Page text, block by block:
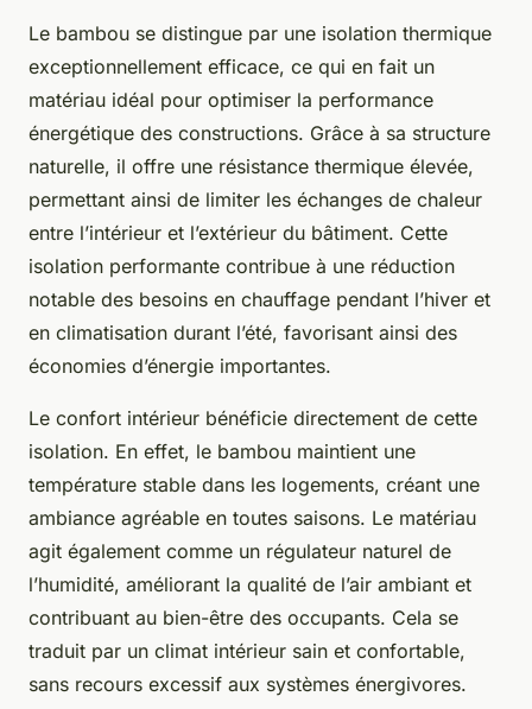
Le bambou se distingue par une isolation thermique
exceptionnellement efficace, ce qui en fait un
matériau idéal pour optimiser la performance
énergétique des constructions. Grâce à sa structure
naturelle, il offre une résistance thermique élevée,
permettant ainsi de limiter les échanges de chaleur
entre l’intérieur et l’extérieur du bâtiment. Cette
isolation performante contribue à une réduction
notable des besoins en chauffage pendant l’hiver et
en climatisation durant l’été, favorisant ainsi des
économies d’énergie importantes.
Le confort intérieur bénéficie directement de cette
isolation. En effet, le bambou maintient une
température stable dans les logements, créant une
ambiance agréable en toutes saisons. Le matériau
agit également comme un régulateur naturel de
l’humidité, améliorant la qualité de l’air ambiant et
contribuant au bien-être des occupants. Cela se
traduit par un climat intérieur sain et confortable,
sans recours excessif aux systèmes énergivores.